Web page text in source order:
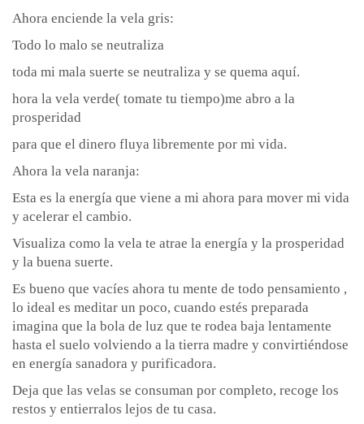
Ahora enciende la vela gris:
Todo lo malo se neutraliza
toda mi mala suerte se neutraliza y se quema aquí.
hora la vela verde( tomate tu tiempo)me abro a la
prosperidad
para que el dinero fluya libremente por mi vida.
Ahora la vela naranja:
Esta es la energía que viene a mi ahora para mover mi vida
y acelerar el cambio.
Visualiza como la vela te atrae la energía y la prosperidad
y la buena suerte.
Es bueno que vacíes ahora tu mente de todo pensamiento ,
lo ideal es meditar un poco, cuando estés preparada
imagina que la bola de luz que te rodea baja lentamente
hasta el suelo volviendo a la tierra madre y convirtiéndose
en energía sanadora y purificadora.
Deja que las velas se consuman por completo, recoge los
restos y entierralos lejos de tu casa.